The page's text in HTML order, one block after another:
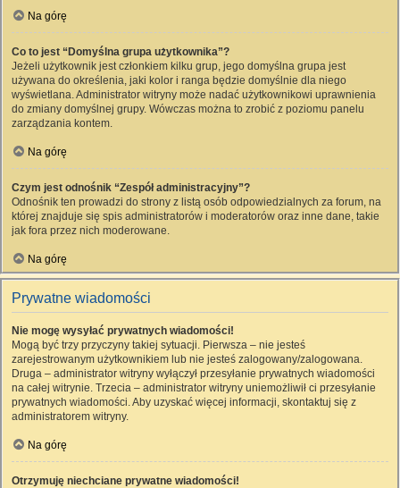
Na górę
Co to jest “Domyślna grupa użytkownika”?
Jeżeli użytkownik jest członkiem kilku grup, jego domyślna grupa jest
używana do określenia, jaki kolor i ranga będzie domyślnie dla niego
wyświetlana. Administrator witryny może nadać użytkownikowi uprawnienia
do zmiany domyślnej grupy. Wówczas można to zrobić z poziomu panelu
zarządzania kontem.
Na górę
Czym jest odnośnik “Zespół administracyjny”?
Odnośnik ten prowadzi do strony z listą osób odpowiedzialnych za forum, na
której znajduje się spis administratorów i moderatorów oraz inne dane, takie
jak fora przez nich moderowane.
Na górę
Prywatne wiadomości
Nie mogę wysyłać prywatnych wiadomości!
Mogą być trzy przyczyny takiej sytuacji. Pierwsza – nie jesteś
zarejestrowanym użytkownikiem lub nie jesteś zalogowany/zalogowana.
Druga – administrator witryny wyłączył przesyłanie prywatnych wiadomości
na całej witrynie. Trzecia – administrator witryny uniemożliwił ci przesyłanie
prywatnych wiadomości. Aby uzyskać więcej informacji, skontaktuj się z
administratorem witryny.
Na górę
Otrzymuję niechciane prywatne wiadomości!